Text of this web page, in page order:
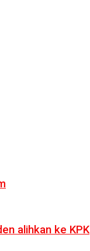
alihkan ke KPK